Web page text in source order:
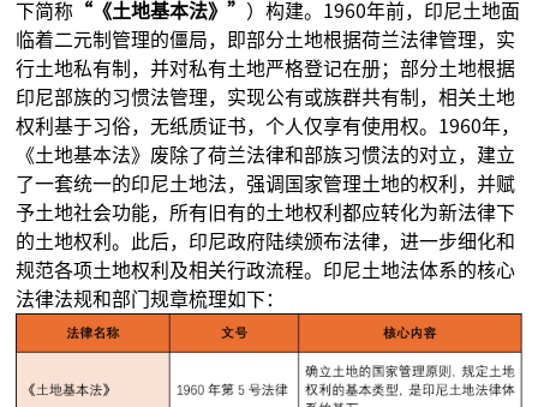
下简称 “《土地基本法》” ）构建。1960年前，印尼土地面
临着二元制管理的僵局，即部分土地根据荷兰法律管理，实
行土地私有制，并对私有土地严格登记在册；部分土地根据
印尼部族的习惯法管理，实现公有或族群共有制，相关土地
权利基于习俗，无纸质证书，个人仅享有使用权。1960年，
《土地基本法》废除了荷兰法律和部族习惯法的对立，建立
了一套统一的印尼土地法，强调国家管理土地的权利，并赋
予土地社会功能，所有旧有的土地权利都应转化为新法律下
的土地权利。此后，印尼政府陆续颁布法律，进一步细化和
规范各项土地权利及相关行政流程。印尼土地法体系的核心
法律法规和部门规章梳理如下：